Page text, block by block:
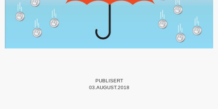
PUBLISERT
03.AUGUST.2018